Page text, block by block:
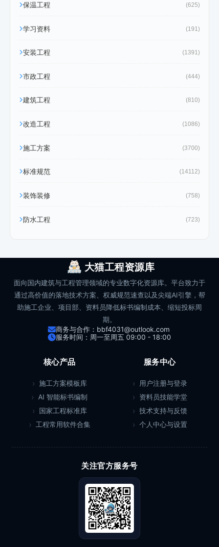
保温工程 (625)
学习资料 (191)
安装工程 (1391)
市政工程 (444)
建筑工程 (810)
改造工程 (1086)
施工方案 (3700)
标准规范 (14112)
装饰装修 (758)
防水工程 (723)
大猫工程资源库
面向国内建筑与工程管理领域的专业数字化资源库。平台致力于
通过高价值的落地技术方案、权威规范速查以及尖端AI引擎，帮
助施工企业、项目部、资料员降低标书编制成本、缩短投标周
期。
商务与合作：bbf4031@outlook.com
服务时间：周一至周五 09:00 - 18:00
核心产品
施工方案模板库
AI 智能标书编制
国家工程标准库
工程常用软件合集
服务中心
用户注册与登录
资料员技能学堂
技术支持与反馈
个人中心与设置
关注官方服务号